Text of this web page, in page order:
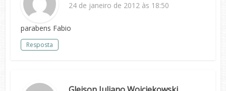
24 de janeiro de 2012 às 18:50
parabens Fabio
Resposta